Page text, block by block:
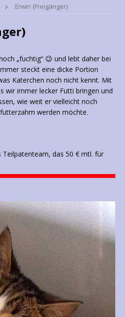
Erwin (Freigänger)
„fuchtig“ 😉 und lebt daher bei
steckt eine dicke Portion
Katerchen noch nicht kennt. Mit
wir immer lecker Futti bringen und
wie weit er vielleicht noch
werden möchte.
Teilpatenteam, das 50 € mtl. für